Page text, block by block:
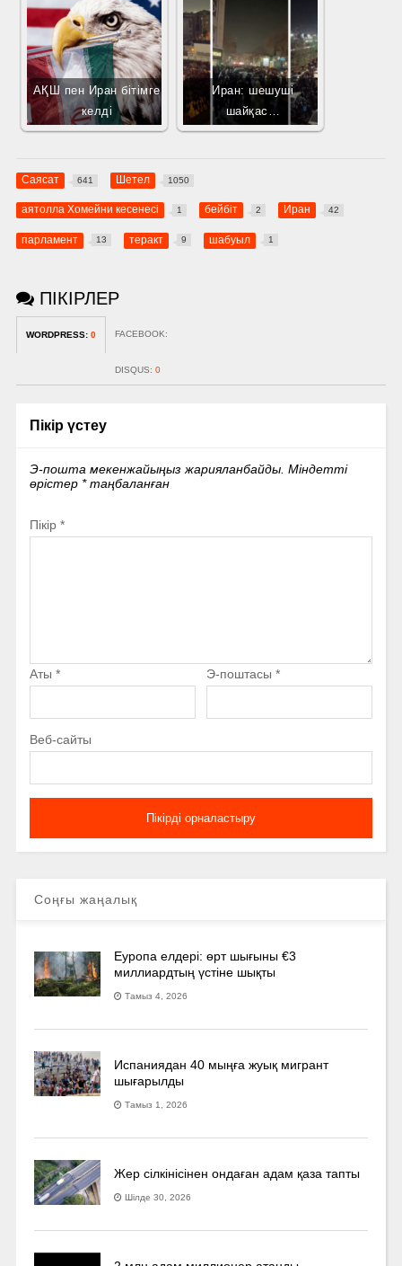
АҚШ пен Иран бітімге
келді
Иран: шешуші
шайқас…
Саясат 641 Шетел 1050
аятолла Хомейни кесенесі 1 бейбіт 2 Иран 42
парламент 13 теракт 9 шабуыл 1
ПІКІРЛЕР
WORDPRESS: 0 FACEBOOK:
DISQUS: 0
Пікір үстеу
Э-пошта мекенжайыңыз жарияланбайды. Міндетті
өрістер *таңбаланған
Пікір *
Аты * Э-поштасы *
Веб-сайты
Соңғы жаңалық
Еуропа елдері: өрт шығыны €3
миллиардтың үстіне шықты
Тамыз 4, 2026
Испаниядан 40 мыңға жуық мигрант
шығарылды
Тамыз 1, 2026
Жер сілкінісінен ондаған адам қаза тапты
Шілде 30, 2026